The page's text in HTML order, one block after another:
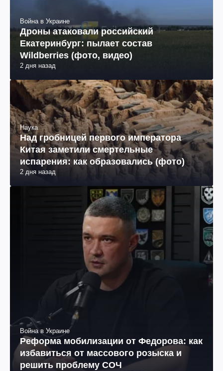
Война в Украине
Дроны атаковали российский
Екатеринбург: пылает состав
Wildberries (фото, видео)
2 дня назад
Наука
Над гробницей первого императора
Китая заметили смертельные
испарения: как образовались (фото)
2 дня назад
Война в Украине
Реформа мобилизации от Федорова: как
избавиться от массового розыска и
решить проблему СОЧ